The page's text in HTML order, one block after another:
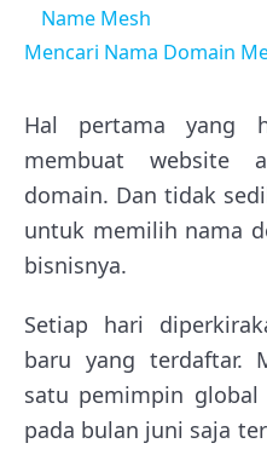
Name Mesh
Mencari Nama Domain
Hal pertama yang
membuat website
domain. Dan tidak
untuk memilih nama
bisnisnya.
Setiap hari
baru yang terdaftar.
satu pemimpin
pada bulan juni saja